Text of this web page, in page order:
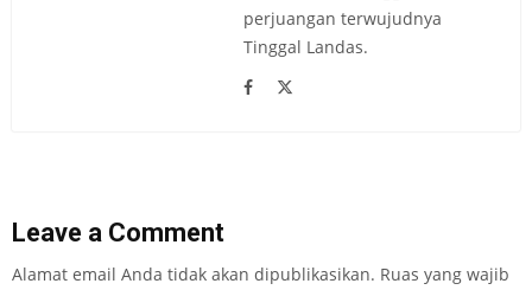
perjuangan terwujudnya
Tinggal Landas.
Leave a Comment
Alamat email Anda tidak akan dipublikasikan. Ruas yang wajib